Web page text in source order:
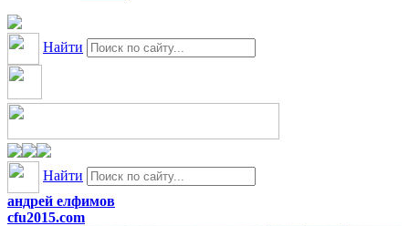
Найти
Найти
андрей елфимов
cfu2015.com